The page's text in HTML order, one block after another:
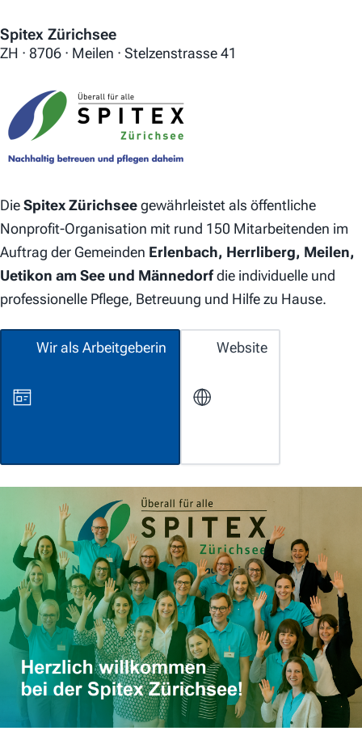
Spitex Zürichsee
ZH · 8706 · Meilen · Stelzenstrasse 41
DieSpitex Zürichseegewährleistet als öffentliche
Nonprofit-Organisation mit rund 150 Mitarbeitenden im
Auftrag der Gemeinden Erlenbach, Herrliberg, Meilen,
Uetikon am See und Männedorfdie individuelle und
professionelle Pflege, Betreuung und Hilfe zu Hause.
Wir als Arbeitgeberin Website